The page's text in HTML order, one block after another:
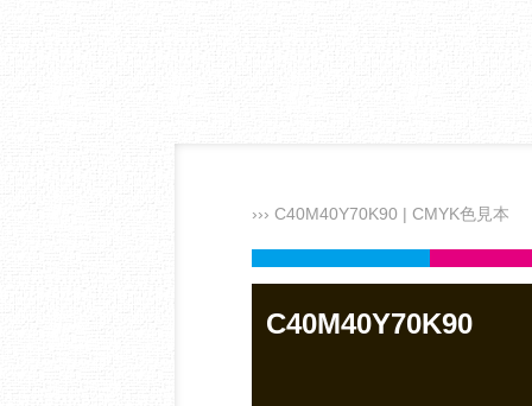
››› C40M40Y70K90 | CMYK色見本
C40M40Y70K90